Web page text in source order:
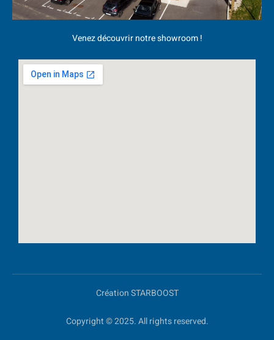
Venez découvrir notre showroom !
Création STARBOOST
Copyright © 2025. All rights reserved.